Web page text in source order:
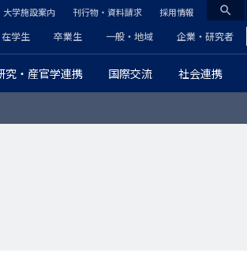
search
究・産官学連携 国際交流 社会連携
在学生 卒業生 一般・地域 企業・研究者
大学施設案内 刊行物・資料請求 採用情報